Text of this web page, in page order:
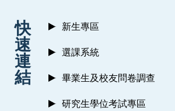
快
速
連
結
新生專區
選課系統
畢業生及校友問卷調查
研究生學位考試專區